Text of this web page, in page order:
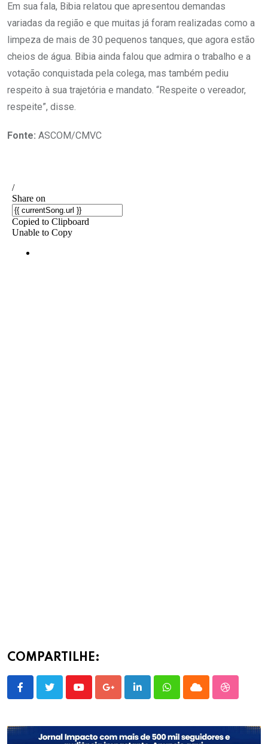
Em sua fala, Bibia relatou que apresentou demandas
variadas da região e que muitas já foram realizadas como a
limpeza de mais de 30 pequenos tanques, que agora estão
cheios de água. Bibia ainda falou que admira o trabalho e a
votação conquistada pela colega, mas também pediu
respeito à sua trajetória e mandato. “Respeite o vereador,
respeite”, disse.
Fonte: ASCOM/CMVC
COMPARTILHE:
YoutubeGoogle+LinkedInWhatsappCloud